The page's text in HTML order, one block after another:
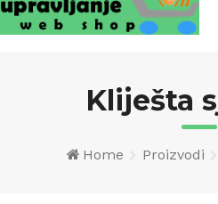
Kliješta
Home Proizvodi